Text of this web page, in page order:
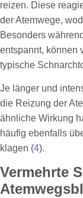
reizen. Diese
der Atemwege,
Besonders
entspannt, können
typische
Je länger und
die Reizung der
ähnliche Wirkung
häufig ebenfalls
klagen (4).
Vermehrte